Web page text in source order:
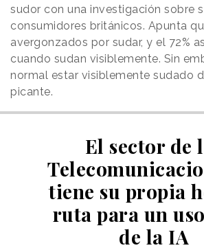
sudor con una investigación sobre
consumidores británicos. Apunta
avergonzados por sudar, y el 72%
cuando sudan visiblemente. Sin
normal estar visiblemente sudado
picante.
El sector de
tiene su propia
ruta para un
de la IA